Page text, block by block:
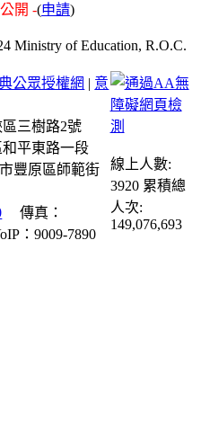
開 -(申請)
Ministry of Education, R.O.C.
公眾授權網 | 意
三樹路2號
平東路一段
豐原區師範街
傳真：
：9009-7890
線上人數:
3920 累積總
人次:
149,076,693